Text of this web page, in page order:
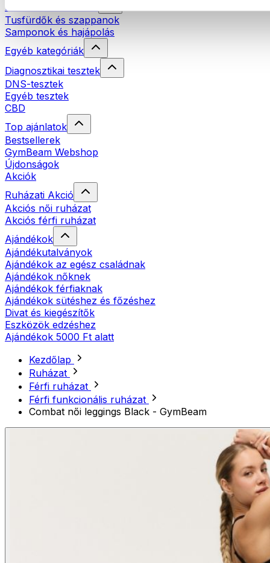
Natúrkozmetikumok
Tusfürdők és szappanok
Samponok és hajápolás
Egyéb kategóriák
Diagnosztikai tesztek
DNS-tesztek
Egyéb tesztek
CBD
Top ajánlatok
Bestsellerek
GymBeam Webshop
Újdonságok
Akciók
Ruházati Akció
Akciós női ruházat
Akciós férfi ruházat
Ajándékok
Ajándékutalványok
Ajándékok az egész családnak
Ajándékok nőknek
Ajándékok férfiaknak
Ajándékok sütéshez és főzéshez
Divat és kiegészítők
Eszközök edzéshez
Ajándékok 5000 Ft alatt
Kezdőlap
Ruházat
Férfi ruházat
Férfi funkcionális ruházat
Combat női leggings Black - GymBeam